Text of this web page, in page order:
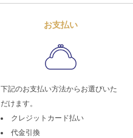
お支払い
下記のお支払い方法からお選びいた
だけます。
クレジットカード払い
代金引換